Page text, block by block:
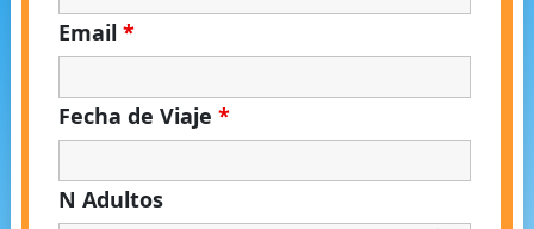
Email *
Fecha de Viaje *
N Adultos